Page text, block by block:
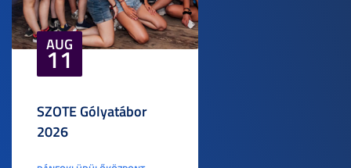
AUG
11
SZOTE Gólyatábor
2026